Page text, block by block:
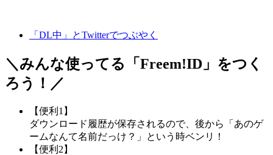
「DL中」とTwitterでつぶやく
＼みんな使ってる「 Freem!ID 」をつく
ろう！／
【便利1】
ダウンロード履歴が保存されるので、後から「あのゲ
ームなんて名前だっけ？」という時ベンリ！
【便利2】